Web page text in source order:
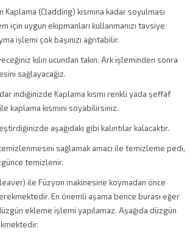
(Cladding) kısmına kadar soyulması
için uygun ekipmanları kullanmanızı tavsiye
işlemi çok başınızı ağrıtabilir.
kılın ucundan takın. Ark işleminden sonra
sağlayacağız.
indiğinizde Kaplama kısmı renkli yada şeffaf
kaplama kısmını soyabilirsiniz.
aşağıdaki gibi kalıntılar kalacaktır.
sağlamak amacı ile temizleme pedi,
temizlenir.
ile Füzyon makinesine koymadan önce
En önemli aşama bence burası eğer
ekleme işlemi yapılamaz. Aşağıda düzgün